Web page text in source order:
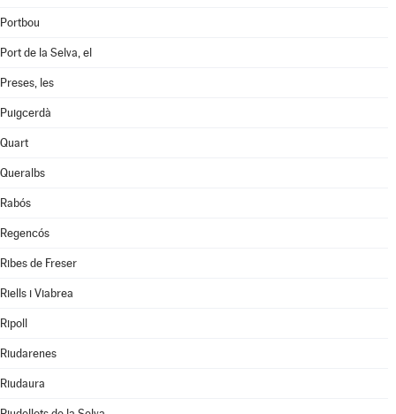
Portbou
Port de la Selva, el
Preses, les
Puigcerdà
Quart
Queralbs
Rabós
Regencós
Ribes de Freser
Riells i Viabrea
Ripoll
Riudarenes
Riudaura